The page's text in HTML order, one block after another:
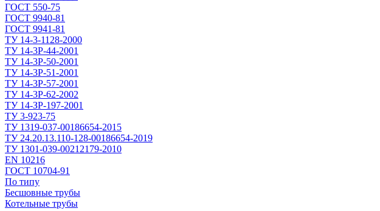
ГОСТ 550-75
ГОСТ 9940-81
ГОСТ 9941-81
ТУ 14-3-1128-2000
ТУ 14-3Р-44-2001
ТУ 14-3Р-50-2001
ТУ 14-3Р-51-2001
ТУ 14-3Р-57-2001
ТУ 14-3Р-62-2002
ТУ 14-ЗР-197-2001
ТУ 3-923-75
ТУ 1319-037-00186654-2015
ТУ 24.20.13.110-128-00186654-2019
ТУ 1301-039-00212179-2010
EN 10216
ГОСТ 10704-91
По типу
Бесшовные трубы
Котельные трубы